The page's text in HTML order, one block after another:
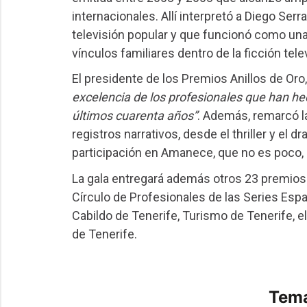
internacionales. Allí interpretó a Diego
televisión popular y que funcionó como
vínculos familiares dentro de la ficción
El presidente de los Premios Anillos de
excelencia de los profesionales que han
últimos cuarenta años”. Además, remarcó
registros narrativos, desde el thriller y el
participación en Amanece, que no es
La gala entregará además otros 23
Círculo de Profesionales de las Series
Cabildo de Tenerife, Turismo de Tenerife,
de Tenerife.